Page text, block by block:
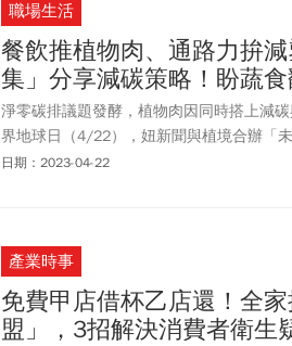
職場生活
餐飲推植物肉、通路力拚
集」分享減碳策略！盼蔬
淨零碳排議題發酵，植物肉因同時搭上減
界地球日（4/22），妞新聞與植境合辦「
同時舉辦「綠色論壇」，分享餐飲到通路的
日期：2023-04-22
產業時事
免費甲店借杯乙店還！全
盟」，3招解決消費者衛生